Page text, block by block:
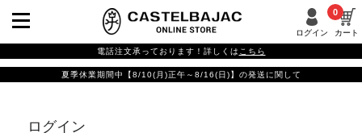
ログイン カート
0
電話注文承っております！詳しくは こちら
夏季休業期間中【8/10(月)正午～8/16(日)】の発送に関して
ログイン